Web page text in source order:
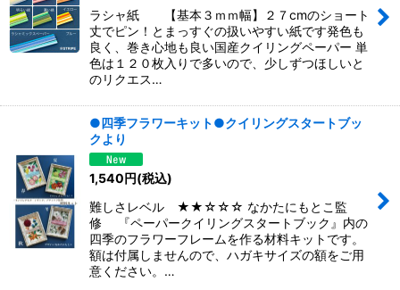
ラシャ紙 【基本３ｍｍ幅】２７cmのショート
丈でピン！とまっすぐの扱いやすい紙です発色も
良く、巻き心地も良い国産クイリングペーパー 単
色は１２０枚入りで多いので、少しずつほしいと
のリクエス…
●四季フラワーキット●クイリングスタートブッ
クより
1,540円(税込)
難しさレベル ★★☆☆☆ なかたにもとこ監
修 『ペーパークイリングスタートブック』内の
四季のフラワーフレームを作る材料キットです。
額は付属しませんので、ハガキサイズの額をご用
意ください。…